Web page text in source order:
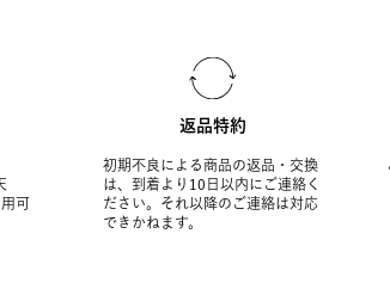
可
返品特約
初期不良による商品の返品・交換
は、到着より10日以内にご連絡く
ださい。それ以降のご連絡は対応
できかねます。